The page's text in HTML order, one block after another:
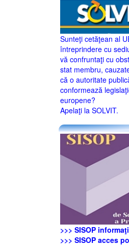
Sunteţi cetăţean al
întreprindere cu
vă confruntaţi cu
stat membru,
că o autoritate
conformează
europene?
Apelaţi la SOLVIT.
>>> SISOP
>>> SISOP acces